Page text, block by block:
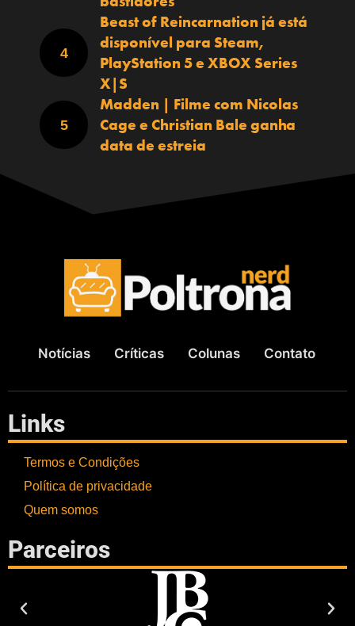
Beast of Reincarnation já está
disponível para Steam,
PlayStation 5 e XBOX Series
X|S
Madden | Filme com Nicolas
Cage e Christian Bale ganha
data de estreia
Notícias Críticas Colunas Contato
Links
Termos e Condições
Política de privacidade
Quem somos
Parceiros